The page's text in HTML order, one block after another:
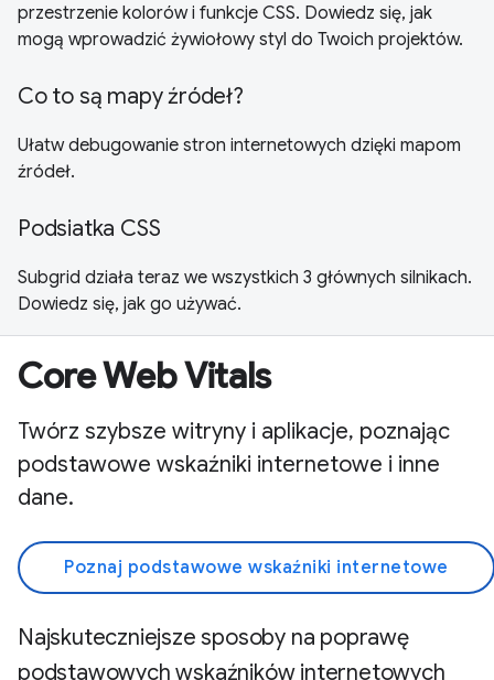
przestrzenie kolorów i funkcje CSS. Dowiedz się, jak
mogą wprowadzić żywiołowy styl do Twoich projektów.
Co to są mapy źródeł?
Ułatw debugowanie stron internetowych dzięki mapom
źródeł.
Podsiatka CSS
Subgrid działa teraz we wszystkich 3 głównych silnikach.
Dowiedz się, jak go używać.
Core Web Vitals
Twórz szybsze witryny i aplikacje, poznając
podstawowe wskaźniki internetowe i inne
dane.
Poznaj podstawowe wskaźniki internetowe
Najskuteczniejsze sposoby na poprawę
podstawowych wskaźników internetowych